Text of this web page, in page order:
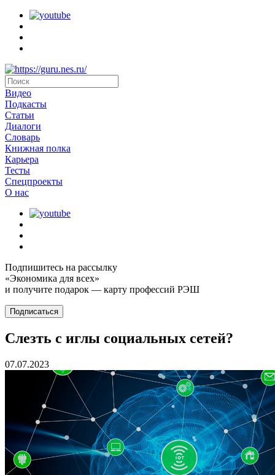
Видео
Подкасты
Статьи
Диалоги
Словарь
Книжная полка
Карьера
Тесты
Спецпроекты
О наc
Подпишитесь на рассылку
«Экономика для всех»
и получите подарок — карту профессий РЭШ
Подписаться
Слезть с иглы социальных сетей?
07.07.2023